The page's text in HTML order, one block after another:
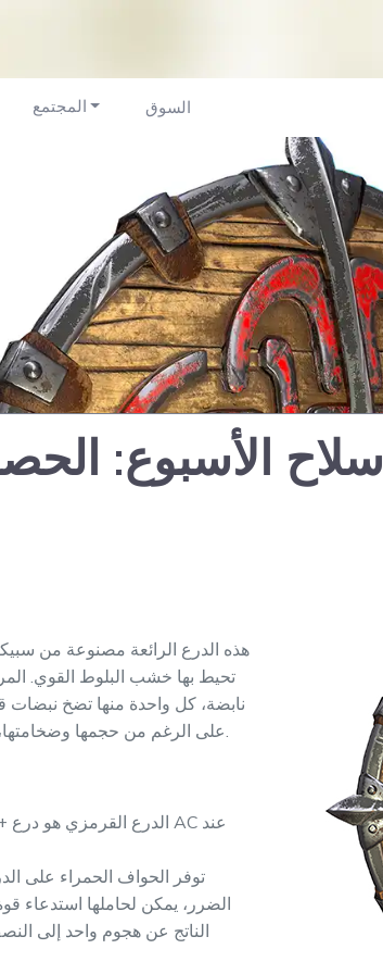
المجتمع السوق
سلاح الأسبوع:
هذه الدرع الرائعة مصنوعة من سبيكة
تحيط بها خشب البلوط القوي.
نابضة، كل واحدة منها تضخ
على الرغم من حجمها وضخامتها، إلا أنها تبدو أخف مما هو متوقع.
الضرر، يمكن لحاملها استدعاء
الناتج عن هجوم واحد إلى